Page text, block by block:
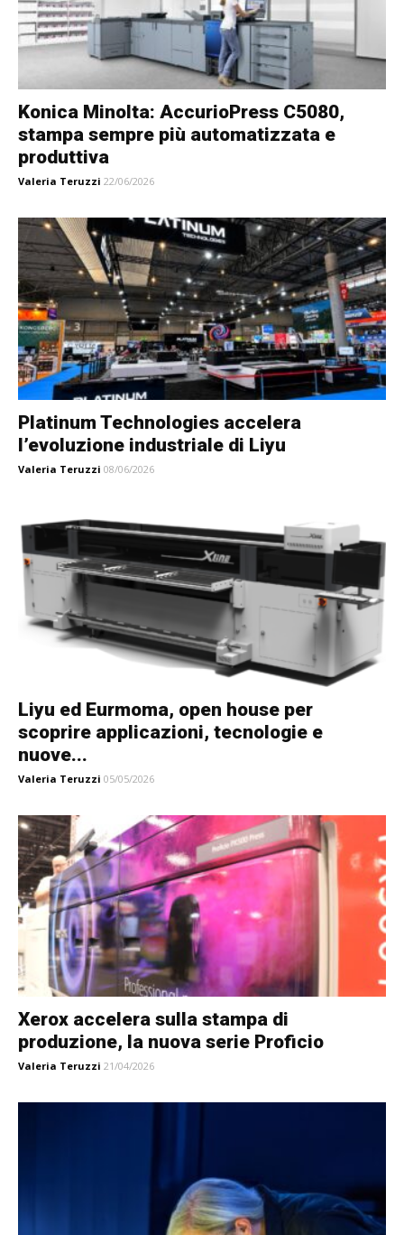
Konica Minolta: AccurioPress C5080,
stampa sempre più automatizzata e
produttiva
Valeria Teruzzi 22/06/2026
Platinum Technologies accelera
l’evoluzione industriale di Liyu
Valeria Teruzzi 08/06/2026
Liyu ed Eurmoma, open house per
scoprire applicazioni, tecnologie e
nuove...
Valeria Teruzzi 05/05/2026
Xerox accelera sulla stampa di
produzione, la nuova serie Proficio
Valeria Teruzzi 21/04/2026